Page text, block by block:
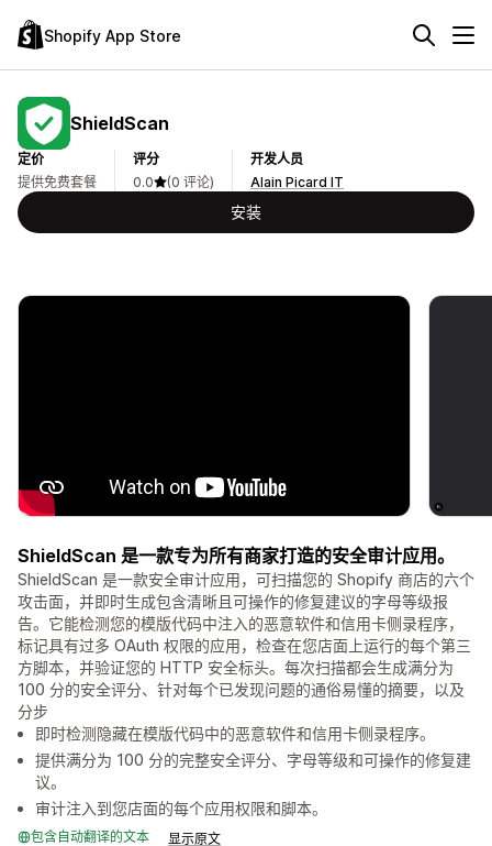
Shopify App Store
ShieldScan
定价
提供免费套餐
评分
0.0
(0 评论)
开发人员
Alain Picard IT
安装
ShieldScan 是一款专为所有商家打造的安全审计应用。
ShieldScan 是一款安全审计应用，可扫描您的 Shopify 商店的六个
攻击面，并即时生成包含清晰且可操作的修复建议的字母等级报
告。它能检测您的模版代码中注入的恶意软件和信用卡侧录程序，
标记具有过多 OAuth 权限的应用，检查在您店面上运行的每个第三
方脚本，并验证您的 HTTP 安全标头。每次扫描都会生成满分为
100 分的安全评分、针对每个已发现问题的通俗易懂的摘要，以及
分步
即时检测隐藏在模版代码中的恶意软件和信用卡侧录程序。
提供满分为 100 分的完整安全评分、字母等级和可操作的修复建
议。
审计注入到您店面的每个应用权限和脚本。
包含自动翻译的文本 显示原文